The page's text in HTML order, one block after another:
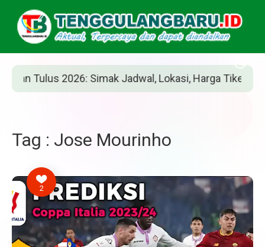
Tulus 2026: Simak Jadwal, Lokasi, Harga Tiket, dan
Tag : Jose Mourinho
2